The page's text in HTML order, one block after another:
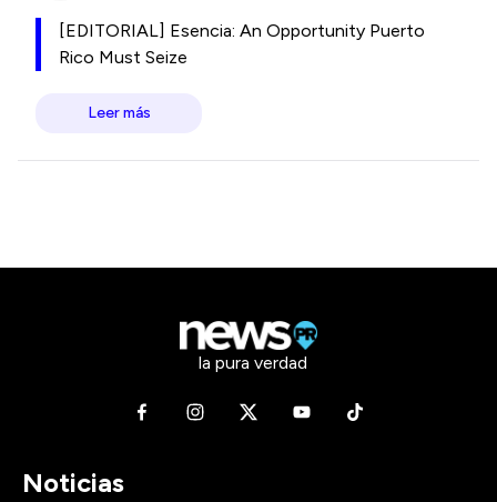
[EDITORIAL] Esencia: An Opportunity Puerto
Rico Must Seize
Leer más
la pura verdad
Noticias